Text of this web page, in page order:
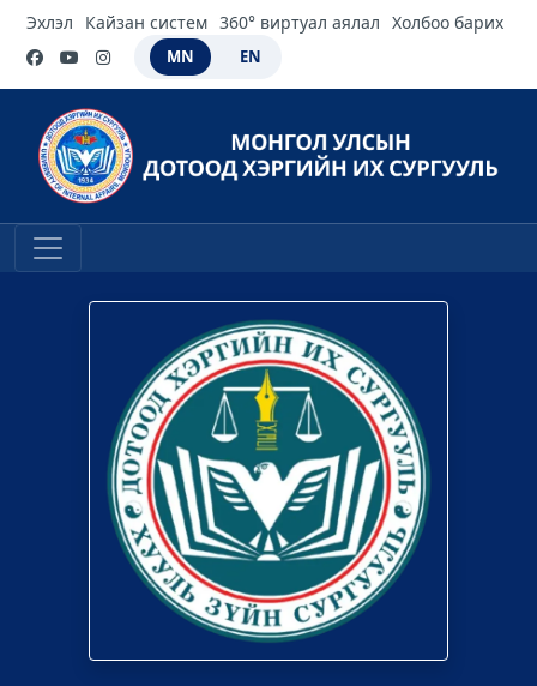
Эхлэл Кайзан систем 360° виртуал аялал Холбоо барих
MN EN